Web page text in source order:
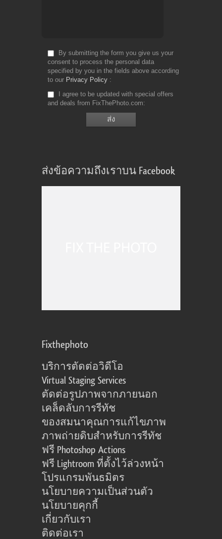
By submitting the form you give us your
consent to process the personal data
specified by you in the fields above according
to our Privacy Policy
I agree to be updated with special offers
and deals from FixThePhoto.com
ส่งข้อความถึงเราบน Facebook
Fixthephoto
บริการตัดต่อวิดีโอ
Virtual Staging Services
ตัดต่อรูปภาพจากภายนอก
เคล็ดลับการรีทัช
ของสมนาคุณการแก้ไขภาพ
ภาพถ่ายดิบสำหรับการรีทัช
ฟรี Photoshop Actions
ฟรี Lightroom ที่ตั้งไว้ล่วงหน้า
โปรแกรมพันธมิตร
นโยบายความเป็นส่วนตัว
นโยบายคุกกี้
เกี่ยวกับเรา
ติดต่อเรา